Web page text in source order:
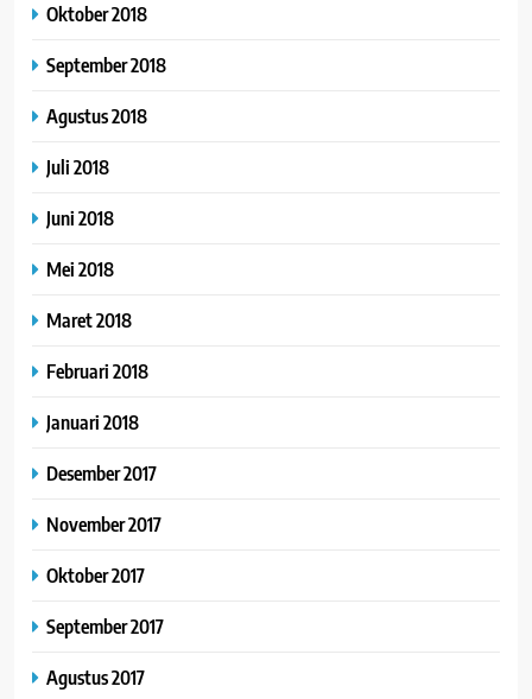
Oktober 2018
September 2018
Agustus 2018
Juli 2018
Juni 2018
Mei 2018
Maret 2018
Februari 2018
Januari 2018
Desember 2017
November 2017
Oktober 2017
September 2017
Agustus 2017